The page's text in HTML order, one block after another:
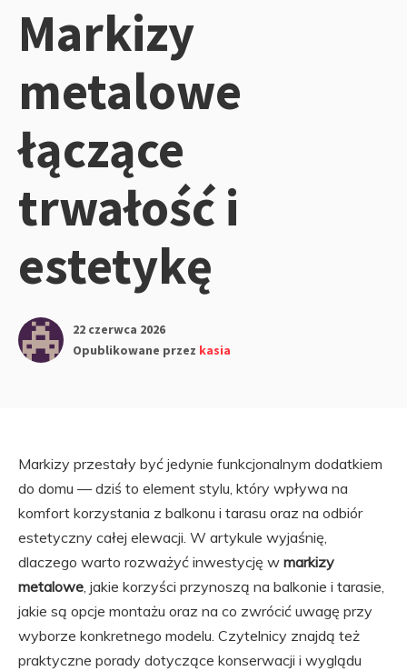
Markizy
metalowe
łączące
trwałość i
estetykę
22 czerwca 2026
Opublikowane przez kasia
Markizy przestały być jedynie funkcjonalnym dodatkiem
do domu — dziś to element stylu, który wpływa na
komfort korzystania z balkonu i tarasu oraz na odbiór
estetyczny całej elewacji. W artykule wyjaśnię,
dlaczego warto rozważyć inwestycję w markizy
metalowe, jakie korzyści przynoszą na balkonie i tarasie,
jakie są opcje montażu oraz na co zwrócić uwagę przy
wyborze konkretnego modelu. Czytelnicy znajdą też
praktyczne porady dotyczące konserwacji i wyglądu